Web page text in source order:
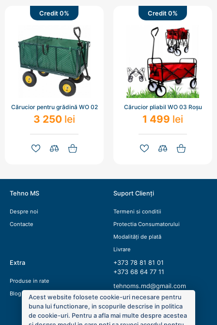
Credit 0%
Cărucior pentru grădină WO 02
3 250 lei
Credit 0%
Cărucior pliabil WO 03 Roșu
1 499 lei
Tehno MS
Despre noi
Contacte
Suport Clienți
Termeni si conditii
Protectia Consumatorului
Modalități de plată
Livrare
Extra
Produse in rate
Blog
+373 78 81 81 01
+373 68 64 77 11
tehnoms.md@gmail.com
Acest website folosete cookie-uri necesare pentru
buna lui functionare, in scopurile descrise in politica
de cookie-uri. Pentru a afla mai multe despre acestea